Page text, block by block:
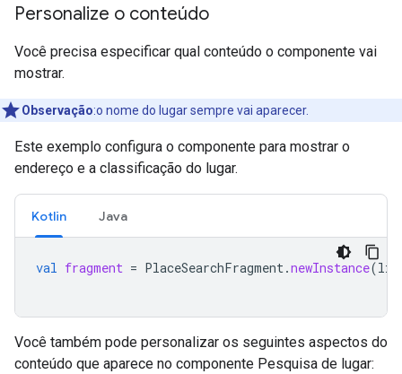
Personalize o conteúdo
Você precisa especificar qual conteúdo o componente vai
mostrar.
Observação:o nome do lugar sempre vai aparecer.
Este exemplo configura o componente para mostrar o
endereço e a classificação do lugar.
Kotlin Java
val fragment = PlaceSearchFragment.newInstance(
Você também pode personalizar os seguintes aspectos do
conteúdo que aparece no componente Pesquisa de lugar: